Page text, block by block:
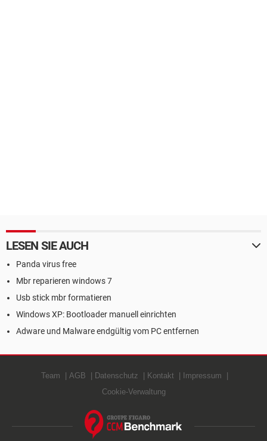
LESEN SIE AUCH
Panda virus free
Mbr reparieren windows 7
Usb stick mbr formatieren
Windows XP: Bootloader manuell einrichten
Adware und Malware endgültig vom PC entfernen
Team AGB Datenschutz Kontakt
Impressum
Cookie-Verwaltung